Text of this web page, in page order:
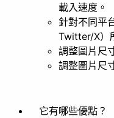
去背
載入速度。
針對不同平
Twitter/X）
調整圖片尺
調整圖片尺
它有哪些優點？